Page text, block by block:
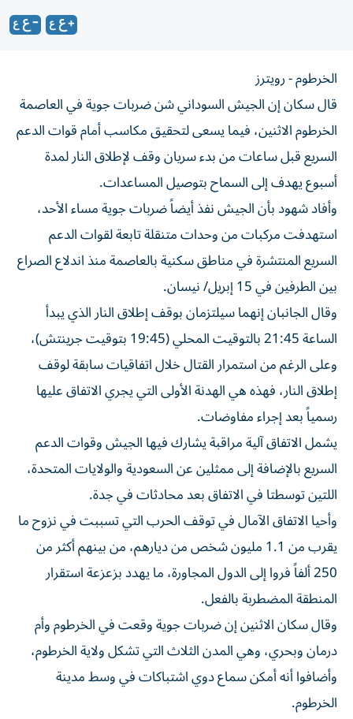
الخرطوم - رويترز
قال سكان إن الجيش السوداني شن ضربات جوية في العاصمة
الخرطوم الاثنين، فيما يسعى لتحقيق مكاسب أمام قوات الدعم
السريع قبل ساعات من بدء سريان وقف لإطلاق النار لمدة
أسبوع يهدف إلى السماح بتوصيل المساعدات.
وأفاد شهود بأن الجيش نفذ أيضاً ضربات جوية مساء الأحد،
استهدفت مركبات من وحدات متنقلة تابعة لقوات الدعم
السريع المنتشرة في مناطق سكنية بالعاصمة منذ اندلاع الصراع
بين الطرفين في 15 إبريل/ نيسان.
وقال الجانبان إنهما سيلتزمان بوقف إطلاق النار الذي يبدأ
الساعة 21:45 بالتوقيت المحلي (19:45 بتوقيت جرينتش)،
وعلى الرغم من استمرار القتال خلال اتفاقيات سابقة لوقف
إطلاق النار، فهذه هي الهدنة الأولى التي يجري الاتفاق عليها
رسمياً بعد إجراء مفاوضات.
يشمل الاتفاق آلية مراقبة يشارك فيها الجيش وقوات الدعم
السريع بالإضافة إلى ممثلين عن السعودية والولايات المتحدة،
اللتين توسطتا في الاتفاق بعد محادثات في جدة.
وأحيا الاتفاق الآمال في توقف الحرب التي تسببت في نزوح ما
يقرب من 1.1 مليون شخص من ديارهم، من بينهم أكثر من
250 ألفاً فروا إلى الدول المجاورة، ما يهدد بزعزعة استقرار
المنطقة المضطربة بالفعل.
وقال سكان الاثنين إن ضربات جوية وقعت في الخرطوم وأم
درمان وبحري، وهي المدن الثلاث التي تشكل ولاية الخرطوم،
وأضافوا أنه أمكن سماع دوي اشتباكات في وسط مدينة
الخرطوم.